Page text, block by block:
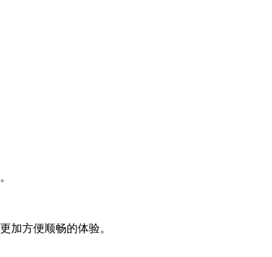
加方便顺畅的体验。